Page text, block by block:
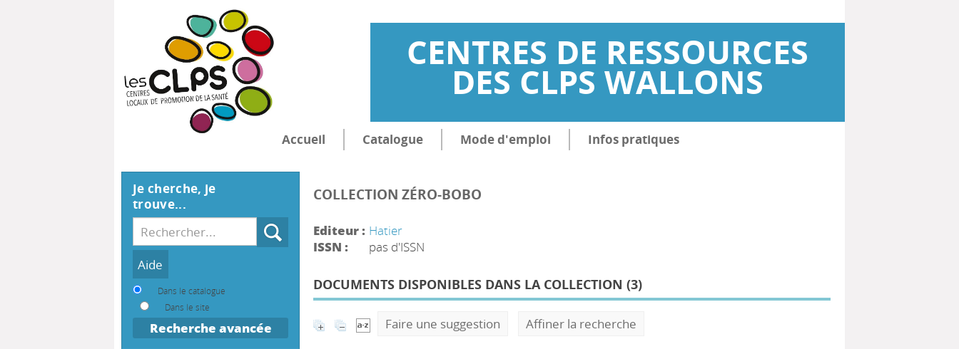
CENTRES DE RESSOURCES
DES CLPS WALLONS
Accueil Catalogue Mode d'emploi Infos pratiques
COLLECTION ZÉRO-BOBO
Editeur : Hatier
ISSN :
pas d'ISSN
DOCUMENTS DISPONIBLES DANS LA COLLECTION (3)
Faire une suggestion Affiner la recherche
Je cherche, je
trouve...
Recherche
Dans le catalogue
Dans le site
Recherche avancée